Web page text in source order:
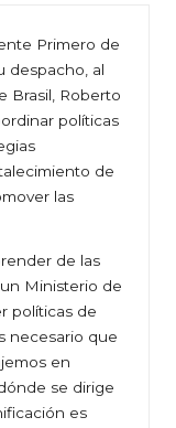
Primero de
despacho, al
Brasil, Roberto
políticas
de
las
de las
Ministerio de
políticas de
necesario que
en
se dirige
es